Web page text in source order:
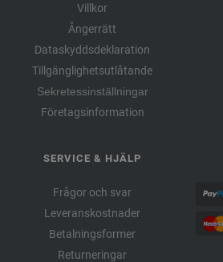
Villkor
Ångerrätt
Dataskyddsdeklaration
Tillgänglighetsutlåtande
Sekretessinställningar
Företagsinformation
SERVICE & HJÄLP
Frågor och svar
Leveranskostnader
Betalningsformer
Returneringar